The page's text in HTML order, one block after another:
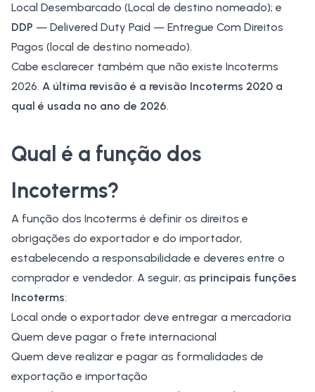
Local Desembarcado (Local de destino nomeado); e
DDP — Delivered Duty Paid — Entregue Com Direitos
Pagos (local de destino nomeado).
Cabe esclarecer também que não existe Incoterms
2026. A última revisão é a revisão Incoterms 2020 a
qual é usada no ano de 2026.
Qual é a função dos
Incoterms?
A função dos Incoterms é definir os direitos e
obrigações do exportador e do importador,
estabelecendo a responsabilidade e deveres entre o
comprador e vendedor. A seguir, as principais funções
Incoterms:
Local onde o exportador deve entregar a mercadoria
Quem deve pagar o frete internacional
Quem deve realizar e pagar as formalidades de
exportação e importação